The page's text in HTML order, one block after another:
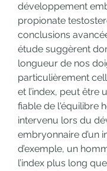
développement
propionate
conclusions
étude suggèrent
longueur de nos
particulièrement
et l’index, peut être
fiable de l'équilibre
intervenu lors du
embryonnaire d’un
d’exemple, un
l’index plus long